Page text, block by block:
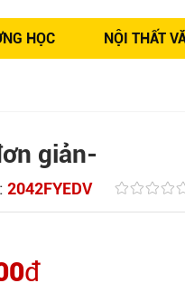
HỌC NỘI THẤT
giản-
2042FYEDV
đ